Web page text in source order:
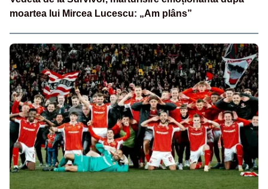
moartea lui Mircea Lucescu: „Am plâns”